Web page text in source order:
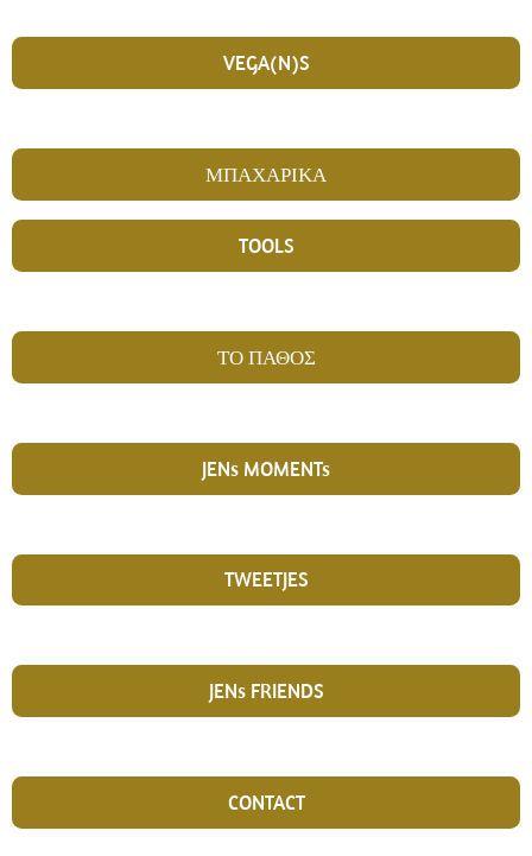
VEGA(N)S
ΜΠΑΧΑΡΙΚΑ
TOOLS
ΤΟ ΠΑΘΟΣ
JENs MOMENTs
TWEETJES
JENs FRIENDS
CONTACT